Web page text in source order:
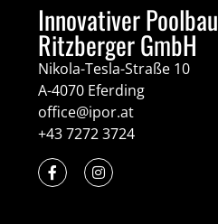
Innovativer Poolbau
Ritzberger GmbH
Nikola-Tesla-Straße 10
A-4070 Eferding
office@ipor.at
+43 7272 3724